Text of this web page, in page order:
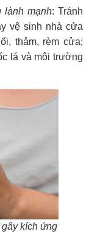
lành mạnh: Tránh
vệ sinh nhà cửa
thảm, rèm cửa;
lá và môi trường
kích ứng